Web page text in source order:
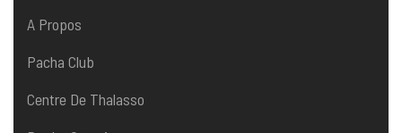
A Propos
Pacha Club
Centre De Thalasso